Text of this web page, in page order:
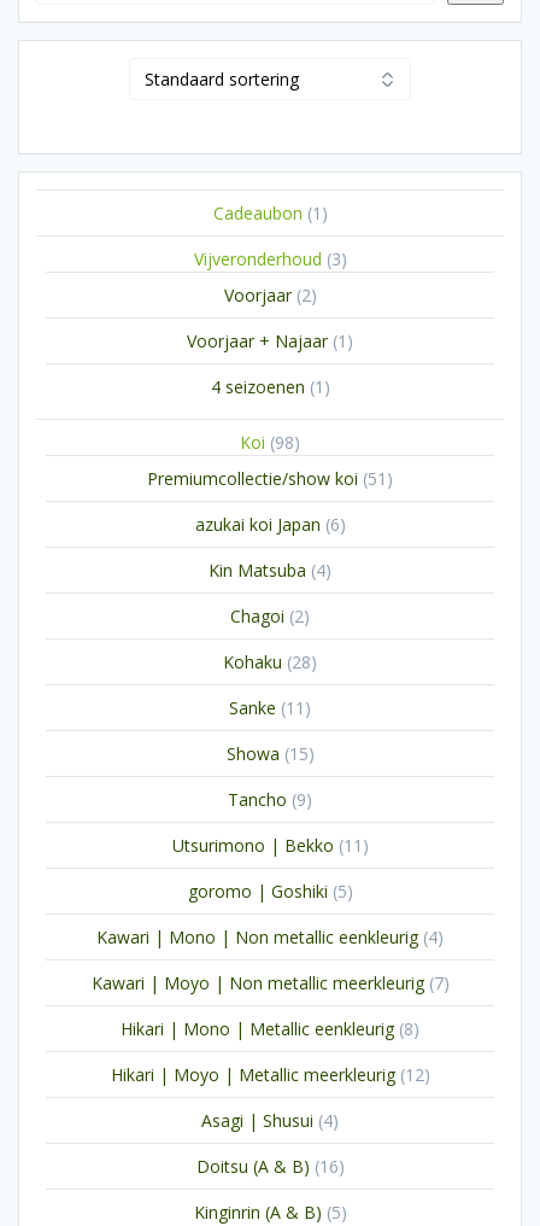
Cadeaubon 1 1
product
Vijveronderhoud 33
Voorjaar 22
producten
Voorjaar + Najaar 1 1
product
4 seizoenen 1 1
Koi 9898
producten
Premiumcollectie/show koi 51 51
producten
azukai koi Japan 66
producten
Kin Matsuba 44
producten
Chagoi 22
producten
Kohaku 2828
producten
Sanke 11 11
producten
Showa 1515
producten
Tancho 99
producten
Utsurimono | Bekko 11 11
producten
goromo | Goshiki 55
producten
Kawari | Mono | Non metallic eenkleurig 44
producten
Kawari | Moyo | Non metallic meerkleurig 77
producten
Hikari | Mono | Metallic eenkleurig 88
producten
Hikari | Moyo | Metallic meerkleurig 1212
producten
Asagi | Shusui 44
producten
Doitsu (A & B) 1616
producten
Kinginrin (A & B) 55